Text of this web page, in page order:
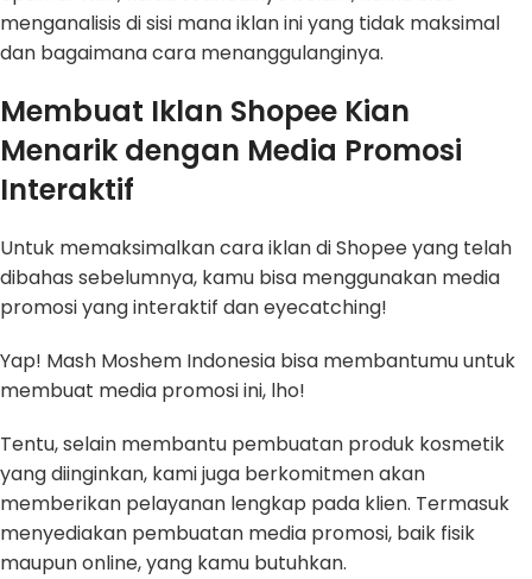
menganalisis di sisi mana iklan ini yang tidak maksimal
dan bagaimana cara menanggulanginya.
Membuat Iklan Shopee Kian
Menarik dengan Media Promosi
Interaktif
Untuk memaksimalkan cara iklan di Shopee yang telah
dibahas sebelumnya, kamu bisa menggunakan media
promosi yang interaktif dan eyecatching!
Yap! Mash Moshem Indonesia bisa membantumu untuk
membuat media promosi ini, lho!
Tentu, selain membantu pembuatan produk kosmetik
yang diinginkan, kami juga berkomitmen akan
memberikan pelayanan lengkap pada klien. Termasuk
menyediakan pembuatan media promosi, baik fisik
maupun online, yang kamu butuhkan.